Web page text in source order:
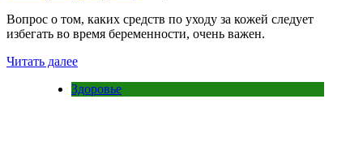
Вопрос о том, каких средств по уходу за кожей следует
избегать во время беременности, очень важен.
Читать далее
Здоровье